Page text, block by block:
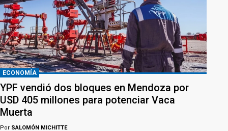
ECONOMÍA
YPF vendió dos bloques en Mendoza por
USD 405 millones para potenciar Vaca
Muerta
Por SALOMÓN MICHITTE